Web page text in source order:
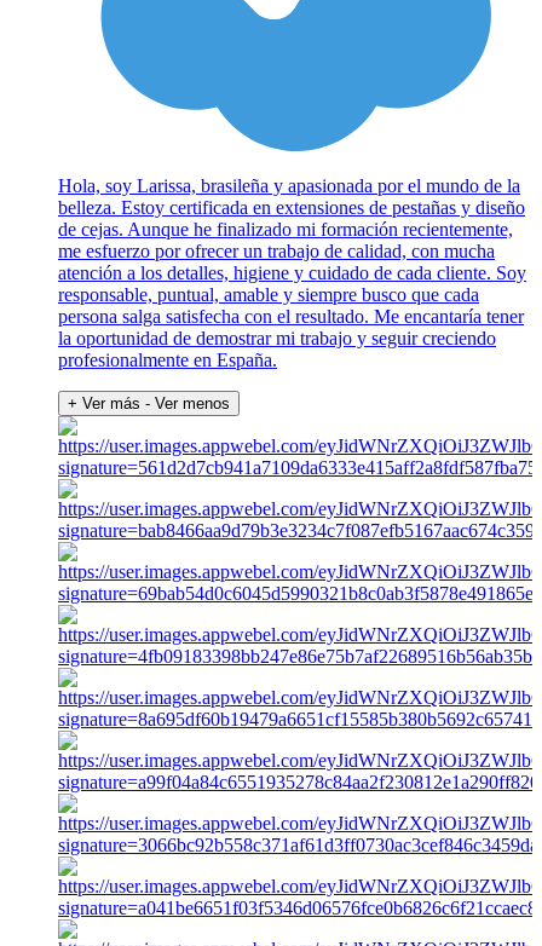
Hola, soy Larissa, brasileña y apasionada por el mundo de la
belleza. Estoy certificada en extensiones de pestañas y diseño
de cejas. Aunque he finalizado mi formación recientemente,
me esfuerzo por ofrecer un trabajo de calidad, con mucha
atención a los detalles, higiene y cuidado de cada cliente. Soy
responsable, puntual, amable y siempre busco que cada
persona salga satisfecha con el resultado. Me encantaría tener
la oportunidad de demostrar mi trabajo y seguir creciendo
profesionalmente en España.
+ Ver más - Ver menos